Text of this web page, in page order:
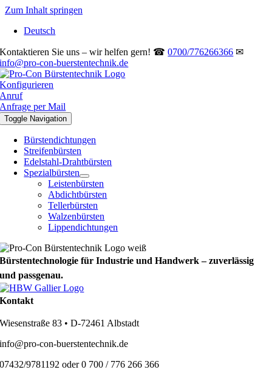
Zum Inhalt springen
Deutsch
Kontaktieren Sie uns – wir helfen gern! ☎0700/776266366 ✉
info@pro-con-buerstentechnik.de
Konfigurieren
Anruf
Anfrage per Mail
Toggle Navigation
Bürstendichtungen
Streifenbürsten
Edelstahl-Drahtbürsten
Spezialbürsten
Leistenbürsten
Abdichtbürsten
Tellerbürsten
Walzenbürsten
Lippendichtungen
Bürstentechnologie für Industrie und Handwerk – zuverlässig
und passgenau.
Kontakt
Wiesenstraße 83 • D-72461 Albstadt
info@pro-con-buerstentechnik.de
07432/9781192 oder 0 700 / 776 266 366